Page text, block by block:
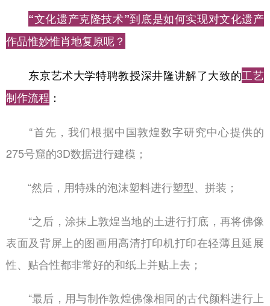
“文化遗产克隆技术”到底是如何实现对文化遗产
作品惟妙惟肖地复原呢？
东京艺术大学特聘教授深井隆讲解了大致的工艺
制作流程 ：
“首先，我们根据中国敦煌数字研究中心提供的
275号窟的3D数据进行建模；
“然后，用特殊的泡沫塑料进行塑型、拼装；
“之后，涂抹上敦煌当地的土进行打底，再将佛像
表面及背屏上的图画用高清打印机打印在轻薄且延展
性、贴合性都非常好的和纸上并贴上去；
“最后，用与制作敦煌佛像相同的古代颜料进行上